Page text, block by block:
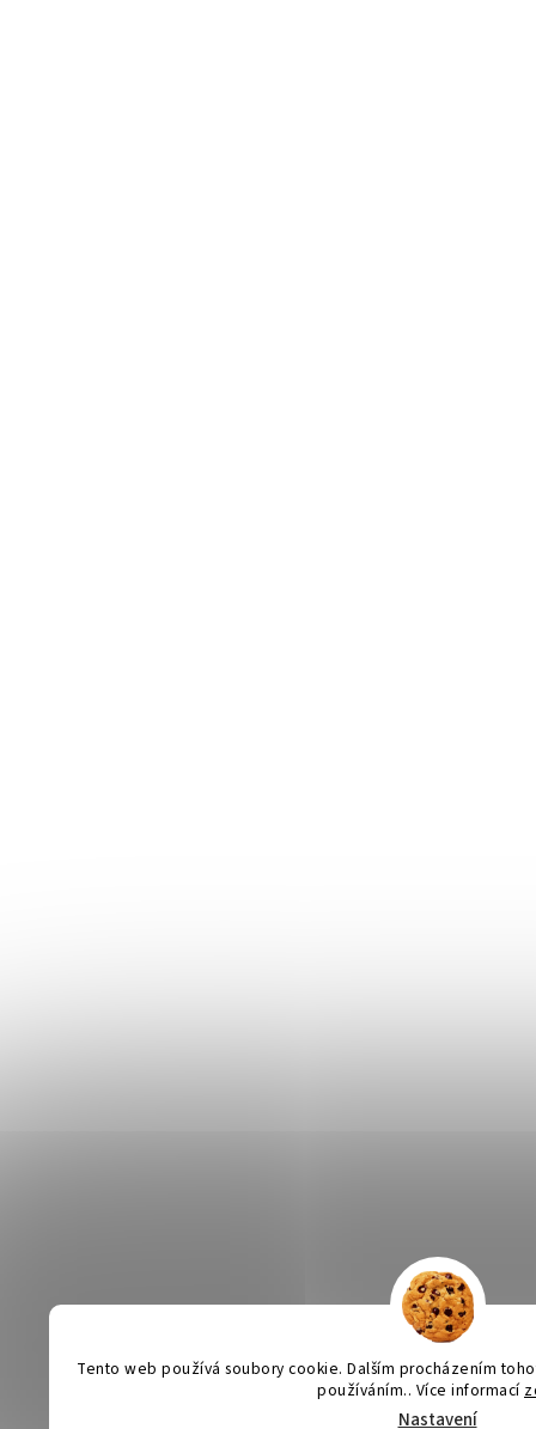
Tento web používá soubory cookie. Dalším procházením
používáním.. Více informací
Nastavení